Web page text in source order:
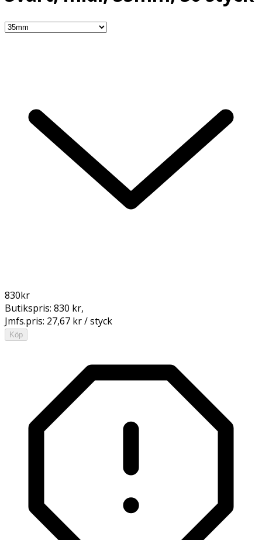
830kr
Butikspris: 830 kr,
Jmfs.pris: 27,67 kr / styck
Köp